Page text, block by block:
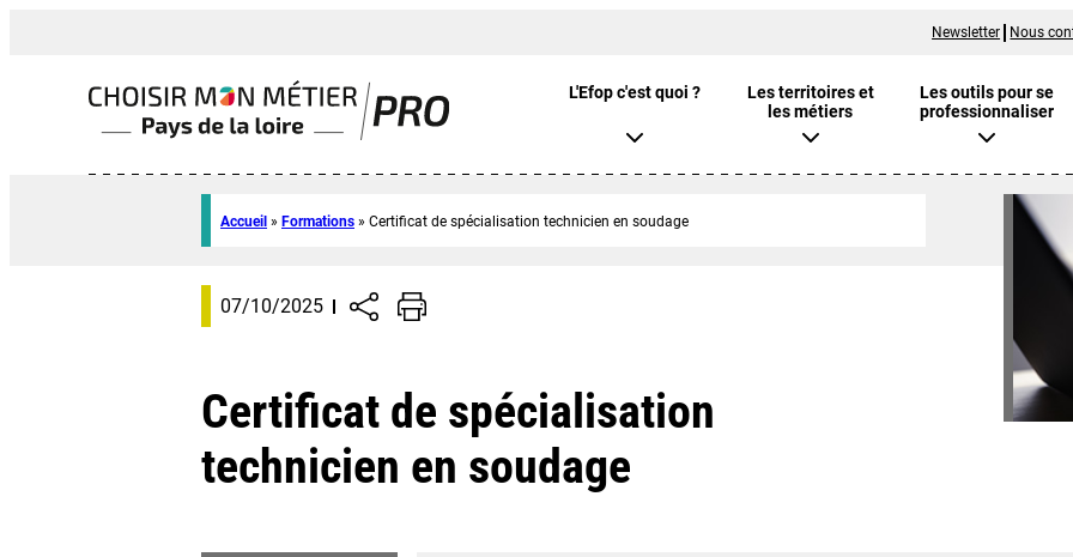
Newsletter Nous
L'Efop c'est quoi ?
Les territoires et
les métiers
Les outils pour se
professionnaliser
Accueil » Formations » Certificat de spécialisation technicien en soudage
07/10/2025
Certificat de spécialisation
technicien en soudage